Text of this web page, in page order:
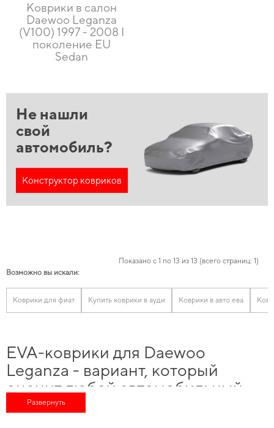
Коврики в салон
Daewoo Leganza
(V100) 1997 - 2008 I
поколение EU
Sedan
Не нашли
свой
автомобиль?
Конструктор ковриков
Показано с 1 по 13 из 13 (всего страниц: 1)
Возможно вы искали:
Коврики для фиат Купить коврики в ауди Коврики в авто ева
EVA-коврики для Daewoo
Leganza - вариант, который
оценит любой автомобильный
энтузиаст
Развернуть